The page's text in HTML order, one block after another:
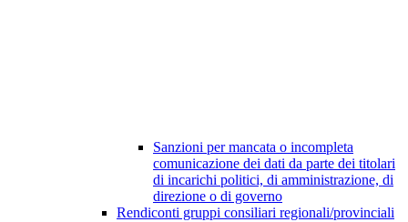
Sanzioni per mancata o incompleta
comunicazione dei dati da parte dei titolari
di incarichi politici, di amministrazione, di
direzione o di governo
Rendiconti gruppi consiliari regionali/provinciali